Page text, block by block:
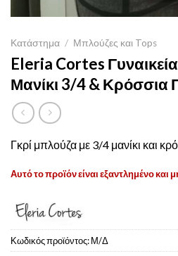
Κατάστημα / Μπλούζες και Tops
Eleria Cortes
Μανίκι 3/4 & Κρόσσια
Γκρί μπλούζα με 3/4 μανίκι και
Αυτό το προϊόν είναι εξαντλημένο και
Κωδικός προϊόντος:Μ/Δ